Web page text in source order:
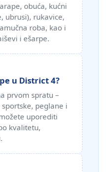
obuća, kućni
ubrusi), rukavice,
roba, kao i
i ešarpe.
u District 4?
prvom spratu –
peglane i
uporediti
kvalitetu,